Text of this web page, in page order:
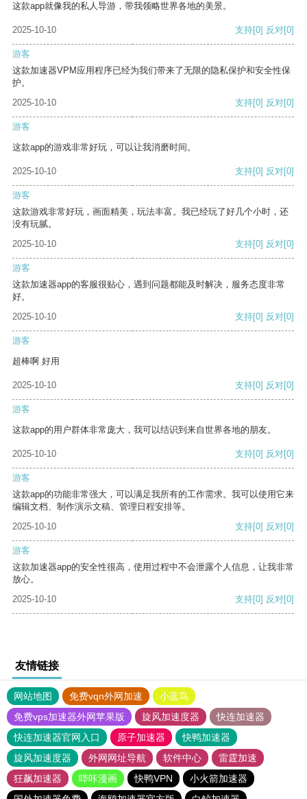
这款app就像我的私人导游，带我领略世界各地的美景。
2025-10-10 支持[0] 反对[0]
游客
这款加速器VPM应用程序已经为我们带来了无限的隐私保护和安全性保
护。
2025-10-10
支持[0] 反对[0]
游客
这款app的游戏非常好玩，可以让我消磨时间。
2025-10-10 支持[0] 反对[0]
游客
这款游戏非常好玩，画面精美，玩法丰富。我已经玩了好几个小时，还
没有玩腻。
2025-10-10
支持[0] 反对[0]
游客
这款加速器app的客服很贴心，遇到问题都能及时解决，服务态度非常
好。
2025-10-10
支持[0] 反对[0]
游客
超棒啊 好用
2025-10-10 支持[0] 反对[0]
游客
这款app的用户群体非常庞大，我可以结识到来自世界各地的朋友。
2025-10-10 支持[0] 反对[0]
游客
这款app的功能非常强大，可以满足我所有的工作需求。我可以使用它来
编辑文档、制作演示文稿、管理日程安排等。
2025-10-10
支持[0] 反对[0]
游客
这款加速器app的安全性很高，使用过程中不会泄露个人信息，让我非常
放心。
2025-10-10
支持[0] 反对[0]
友情链接
网站地图 免费vqn外网加速
小蓝鸟
免费vps加速器外网苹果版
旋风加速度器
快连加速器
快连加速器官网入口
原子加速器
快鸭加速器
旋风加速度器
外网网址导航 软件中心
雷霆加速
狂飙加速器
哔咔漫画 快鸭VPN
小火箭加速器